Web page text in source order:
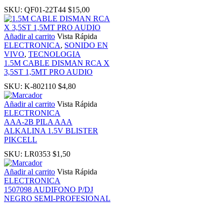
panel
panel
SKU: QF01-22T44 $15,00
Añadir al carrito Vista Rápida
ELECTRONICA, SONIDO EN
VIVO, TECNOLOGIA
1.5M CABLE DISMAN RCA X
3,5ST 1,5MT PRO AUDIO
SKU: K-802110 $4,80
Añadir al carrito Vista Rápida
ELECTRONICA
AAA-2B PILA AAA
ALKALINA 1.5V BLISTER
PIKCELL
SKU: LR0353 $1,50
Añadir al carrito Vista Rápida
ELECTRONICA
1507098 AUDIFONO P/DJ
NEGRO SEMI-PROFESIONAL